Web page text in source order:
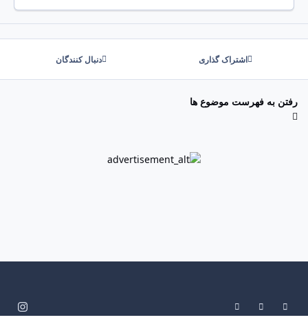
اشتراک گذاری دنبال کنندگان
رفتن به فهرست موضوع ها
Light Mode
Dark Mode
System Preference